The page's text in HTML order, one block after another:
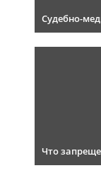
Судебно-
Что